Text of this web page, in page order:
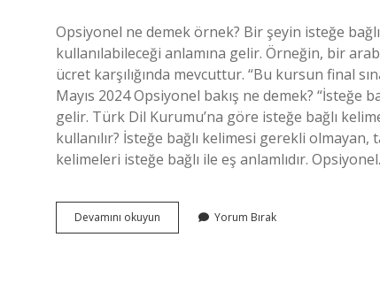
Opsiyonel ne demek örnek? Bir şeyin isteğe
kullanılabileceği anlamına gelir. Örneğin, bir
ücret karşılığında mevcuttur. “Bu kursun final
Mayıs 2024 Opsiyonel bakış ne demek? “İsteğe
gelir. Türk Dil Kurumu’na göre isteğe bağlı
kullanılır? İsteğe bağlı kelimesi gerekli olmayan,
kelimeleri isteğe bağlı ile eş anlamlıdır.
Devamını okuyun Opsiyonel
Süreç
Yorum Bırak